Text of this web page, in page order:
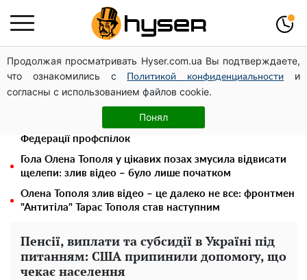
Продолжая просматривать Hyser.com.ua Вы подтверждаете,
что ознакомились с
Политикой конфиденциальности
и
согласны с использованием файлов cookie.
Понял
Дрони із націнкою: Олександр Конотопський вивів
мільйони оборонного бюджету через фіктивну фірму в
Естонії
Павло Прудніков та його дивовижна кар'єра від актора
у російському театрі до номінанта у керівники
Федерації профспілок
Гола Олена Тополя у цікавих позах змусила відвисати
щелепи: злив відео – було лише початком
Олена Тополя злив відео – це далеко не все: фронтмен
"Антитіла" Тарас Тополя став наступним
Пенсії, виплати та субсидії в Україні під
питанням: США припинили допомогу, що
чекає населення